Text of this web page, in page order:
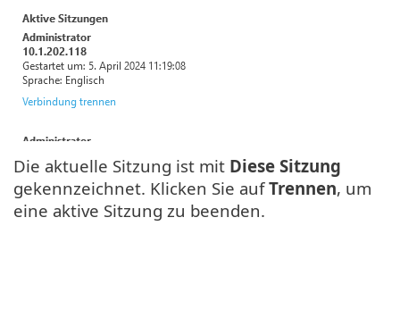
Die aktuelle Sitzung ist mit Diese Sitzung
gekennzeichnet. Klicken Sie aufTrennen, um
eine aktive Sitzung zu beenden.